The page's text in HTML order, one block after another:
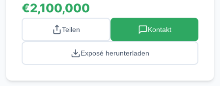
€2,100,000
Teilen Kontakt
Exposé herunterladen